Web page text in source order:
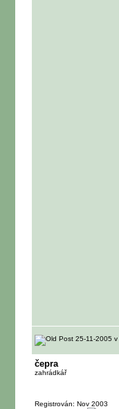
25-11-2005 v
čepra
zahrádkář
Registrován: Nov 2003